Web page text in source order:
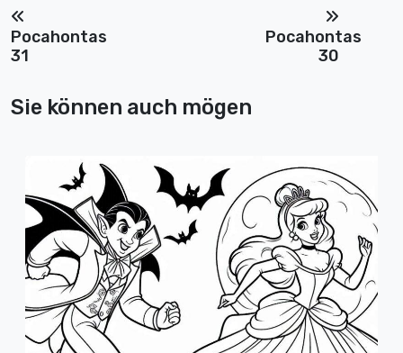
Pocahontas
31
Pocahontas
30
Sie können auch mögen